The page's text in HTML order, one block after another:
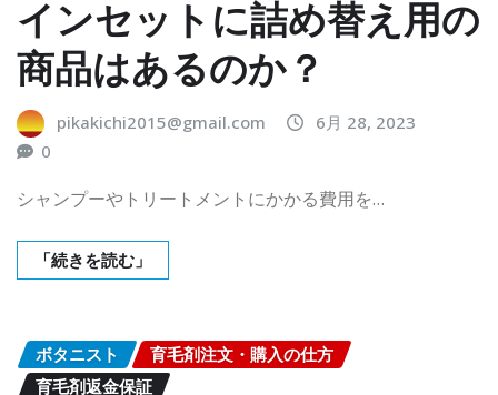
インセットに詰め替え用の
商品はあるのか？
pikakichi2015@gmail.com
6月 28, 2023
0
シャンプーやトリートメントにかかる費用を…
「続きを読む」
ボタニスト
育毛剤注文・購入の仕方
育毛剤返金保証